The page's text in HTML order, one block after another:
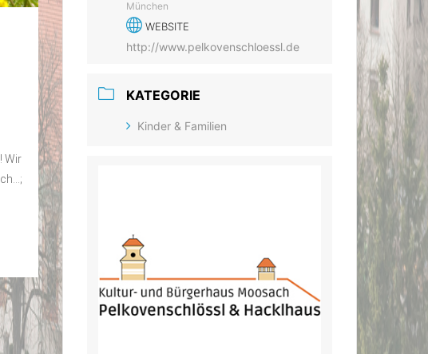
Wir
München
WEBSITE
http://www.pelkovenschloessl.de
KATEGORIE
Kinder & Familien